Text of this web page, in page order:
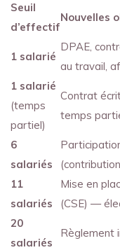
Seuil
d’effectif
Nouvelles
1 salarié
DPAE,
au travail,
1 salarié
(temps
partiel)
Contrat
temps
6
salariés
11
salariés
Mise en
(CSE) —
20
salariés
Règlement